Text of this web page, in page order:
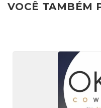
VOCÊ TAMBÉM